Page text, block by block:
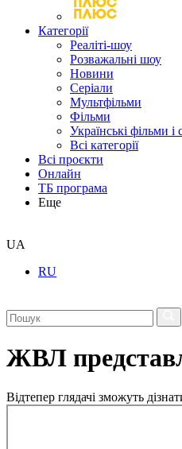
Категорії
Реаліті-шоу
Розважальні шоу
Новини
Серіали
Мультфільми
Фільми
Українські фільми і
Всі категорії
Всі проєкти
Онлайн
ТБ програма
Еще
UA
RU
ЖВЛ
Відтепер глядачі зможуть